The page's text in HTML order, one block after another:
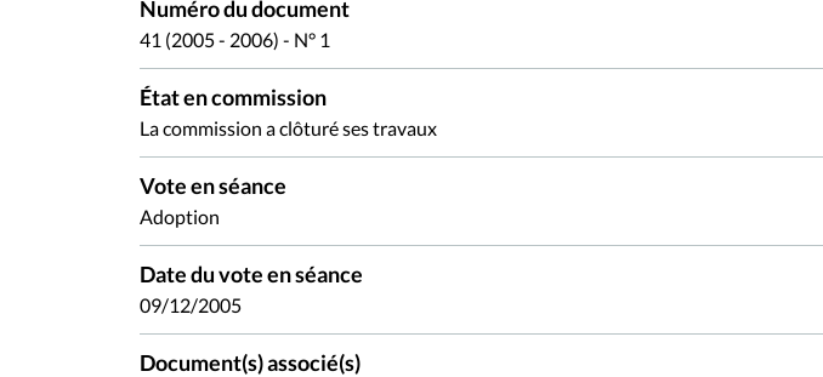
Numéro du document
41 (2005 - 2006) - N° 1
État en commission
La commission a clôturé ses travaux
Vote en séance
Adoption
Date du vote en séance
09/12/2005
Document(s) associé(s)